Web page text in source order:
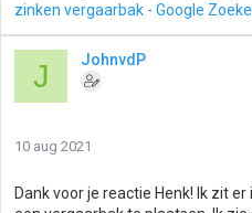
zinken vergaarbak - Google
J JohnvdP
10 aug 2021
Dank voor je reactie Henk! Ik zit